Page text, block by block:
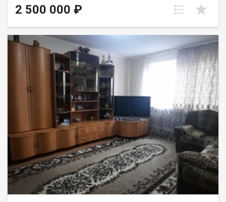
предложение для тех, кому важен комфорт и удобство. В
данный момент в доме выполнен стандартный ремонт, что
обстановкой. Отличное сочетание цены и качества делает
данное предложение еще более привлекательным. Этот дом
идеально подойдет для семей с детьми, так как рядом
располагаются детские сады Голубок, Гномик, Аленушка, а
также Междуреченская городская больница для быстрого
доступа к медицинской помощи. Неподалеку от дома
расположены два супермаркета Мария-Ра и Монетка всего в
100 метрах, что обеспечит вас всем необходимым для
удобной жизни. Не упустите возможность стать счастливым
обладателем этого прекрасного дома! Звоните нам уже
сегодня и узнайте все подробности о данном объекте
недвижимости. Назовите при звонке данный номер
объявления - 540676 Номер объекта: 540676. Ольга
2 500 000 ₽